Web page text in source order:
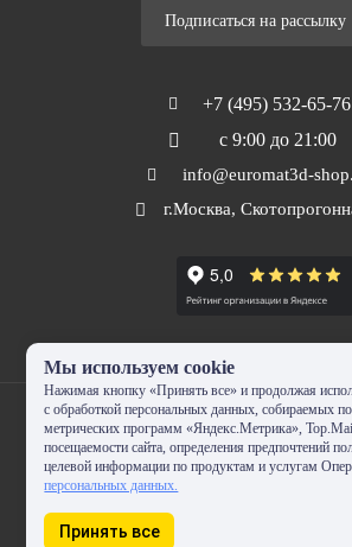
Подписаться на рассылку
+7 (495) 532-65-76
с 9:00 до 21:00
info@euromat3d-
г.Москва,
© 2010-2024 - EUROMAT|3D-SHOP.RU. Все
Мы используем cookie
Нажимая кнопку «Принять все» и продолжая
с обработкой персональных данных, собираемых
метрических программ «Яндекс.Метрика»,
посещаемости сайта, определения предпочтений
целевой информации по продуктам и услугам
персональных данных.
Принять все